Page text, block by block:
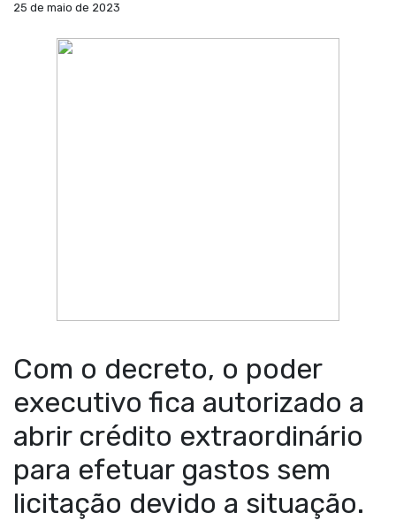
25 de maio de 2023
Com o decreto, o poder
executivo fica autorizado a
abrir crédito extraordinário
para efetuar gastos sem
licitação devido a situação.